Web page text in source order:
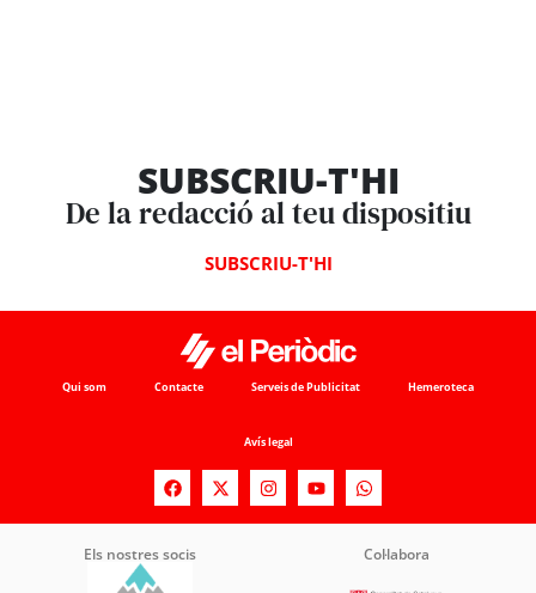
SUBSCRIU-T'HI
De la redacció al teu dispositiu
SUBSCRIU-T'HI
Qui som Contacte Serveis de Publicitat Hemeroteca
Avís legal
Els nostres socis Col·labora